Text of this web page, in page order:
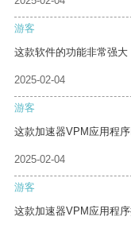
游客
这款软件的功能非常强大
2025-02-04
游客
这款加速器VPM应用程
2025-02-04
游客
这款加速器VPM应用程